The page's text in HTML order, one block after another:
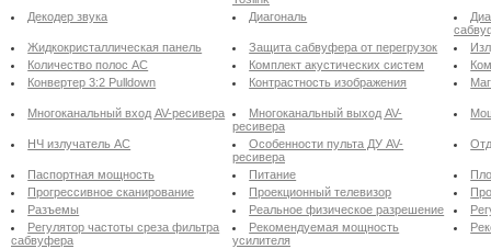
Декодер звука Диагональ
Жидкокристаллическая панель
Защита сабвуфера от перегрузок
Количество полос АС
Комплект акустических систем
Конвертер 3:2 Pulldown
Контрастность изображения
Многоканальный вход AV-ресивера
Многоканальный выход AV-
ресивера
НЧ излучатель АС
Особенности пульта ДУ AV-
ресивера
Паспортная мощность Питание
Прогрессивное сканирование
Проекционный телевизор
Разъемы
Реальное физическое разрешение
Регулятор частоты среза фильтра
сабвуфера
Рекомендуемая мощность
усилителя